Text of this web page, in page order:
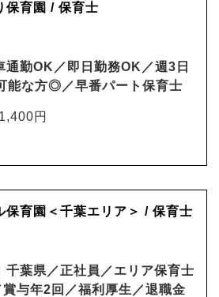
保育園 / 保育士
通勤OK／即日勤務OK／週3日
能な方◎／早番パート保育士
円
保育園＜千葉エリア＞ / 保育士
千葉県／正社員／エリア保育士
与年2回／福利厚生／退職金